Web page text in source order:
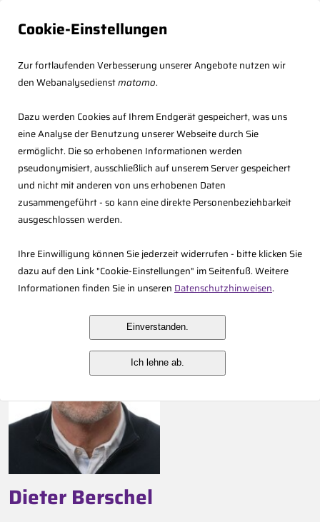
Cookie-Einstellungen
Zur fortlaufenden Verbesserung unserer Angebote nutzen wir
den Webanalysedienstmatomo.
Dazu werden Cookies auf Ihrem Endgerät gespeichert, was uns
eine Analyse der Benutzung unserer Webseite durch Sie
ermöglicht. Die so erhobenen Informationen werden
pseudonymisiert, ausschließlich auf unserem Server gespeichert
und nicht mit anderen von uns erhobenen Daten
zusammengeführt - so kann eine direkte Personenbeziehbarkeit
ausgeschlossen werden.
Ihre Einwilligung können Sie jederzeit widerrufen - bitte klicken Sie
dazu auf den Link "Cookie-Einstellungen" im Seitenfuß. Weitere
Informationen finden Sie in unseren Datenschutzhinweisen.
Einverstanden.
Ich lehne ab.
<< Zurück
Dieter Berschel